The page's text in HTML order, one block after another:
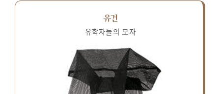
유건
유학자들의 모자